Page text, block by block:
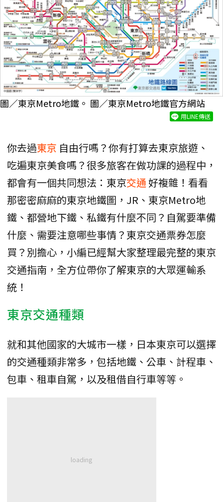
圖／東京Metro地鐵。 圖／東京Metro地鐵官方網站
用LINE傳送
你去過東京 自由行嗎？你有打算去東京旅遊、
吃遍東京美食嗎？很多旅客在做功課的過程中，
都會有一個共同想法：東京交通好複雜！看看
那密密麻麻的東京地鐵圖，JR、東京Metro地
鐵、都營地下鐵、私鐵有什麼不同？自駕要準備
什麼、需要注意哪些事情？東京交通票券怎麼
買？別擔心，小編已經幫大家整理最完整的東京
交通指南，全方位帶你了解東京的大眾運輸系
統！
東京交通種類
就和其他國家的大城市一樣，日本東京可以選擇
的交通種類非常多，包括地鐵、公車、計程車、
包車、租車自駕，以及租借自行車等等。